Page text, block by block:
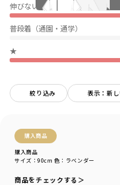
伸びない
普段着（通園・通学）
★
絞り込み 表示：新
購入商品
購入商品
サイズ：90cm 色：ラベンダー
商品をチェックする＞